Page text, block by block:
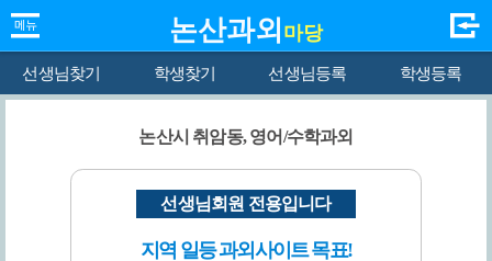
논산과외 마당
선생님찾기 학생찾기 선생님등록 학생등록
논산시 취암동, 영어/수학과외
선생님회원 전용입니다
지역 일등 과외사이트 목표!